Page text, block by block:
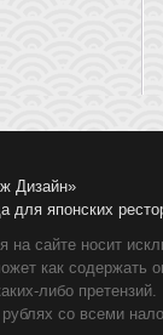
Дизайн»
для японских
на сайте носит
как содержать
либо
со всеми